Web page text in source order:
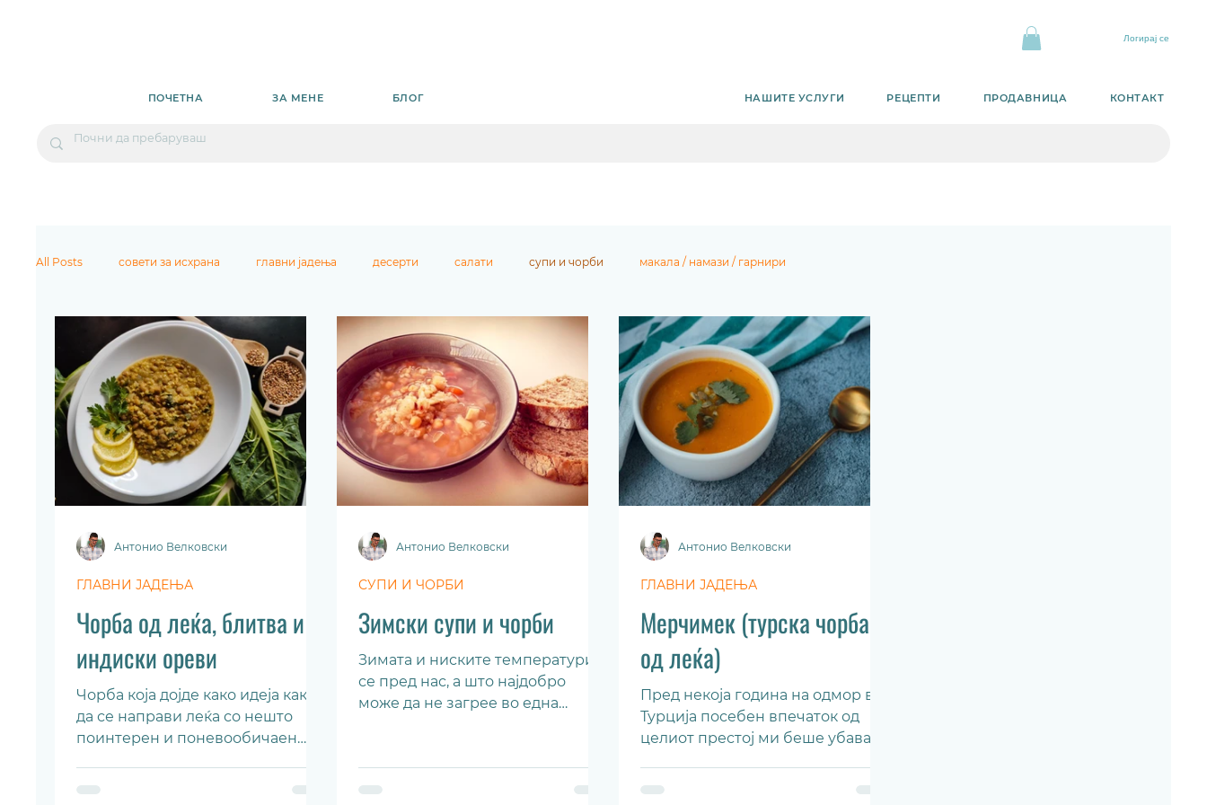
ПОЧЕТНА ЗА МЕНЕ БЛОГ
Логирај се
НАШИТЕ УСЛУГИ РЕЦЕПТИ ПРОДАВНИЦА КОНТАКТ
All Posts совети за исхрана главни јадења десерти салати супи и чорби макала / намази / гарнири
Чорба од леќа, блитва и
индиски ореви
Чорба која дојде како идеја како
да се направи леќа со нешто
поинтерен и поневообичаен
ГЛАВНИ ЈАДЕЊА
Антонио Велковски
Зимски супи и чорби
Зимата и ниските температури
се пред нас, а што најдобро
може да не загрее во една
СУПИ И ЧОРБИ
Антонио Велковски
Мерчимек (турска чорба
од леќа)
Пред некоја година на одмор во
Турција посебен впечаток од
целиот престој ми беше убавата
медитерански вкусови...
ГЛАВНИ ЈАДЕЊА
Антонио Велковски